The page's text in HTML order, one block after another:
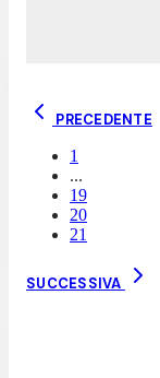
PRECEDENTE
1
...
19
20
21
SUCCESSIVA